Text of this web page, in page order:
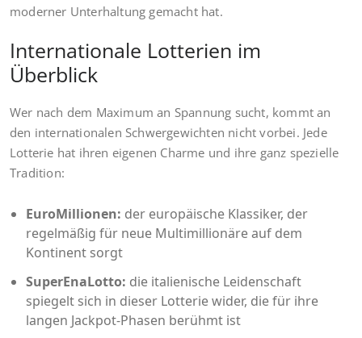
moderner Unterhaltung gemacht hat.
Internationale Lotterien im
Überblick
Wer nach dem Maximum an Spannung sucht, kommt an
den internationalen Schwergewichten nicht vorbei. Jede
Lotterie hat ihren eigenen Charme und ihre ganz spezielle
Tradition:
EuroMillionen: der europäische Klassiker, der
regelmäßig für neue Multimillionäre auf dem
Kontinent sorgt
SuperEnaLotto: die italienische Leidenschaft
spiegelt sich in dieser Lotterie wider, die für ihre
langen Jackpot-Phasen berühmt ist